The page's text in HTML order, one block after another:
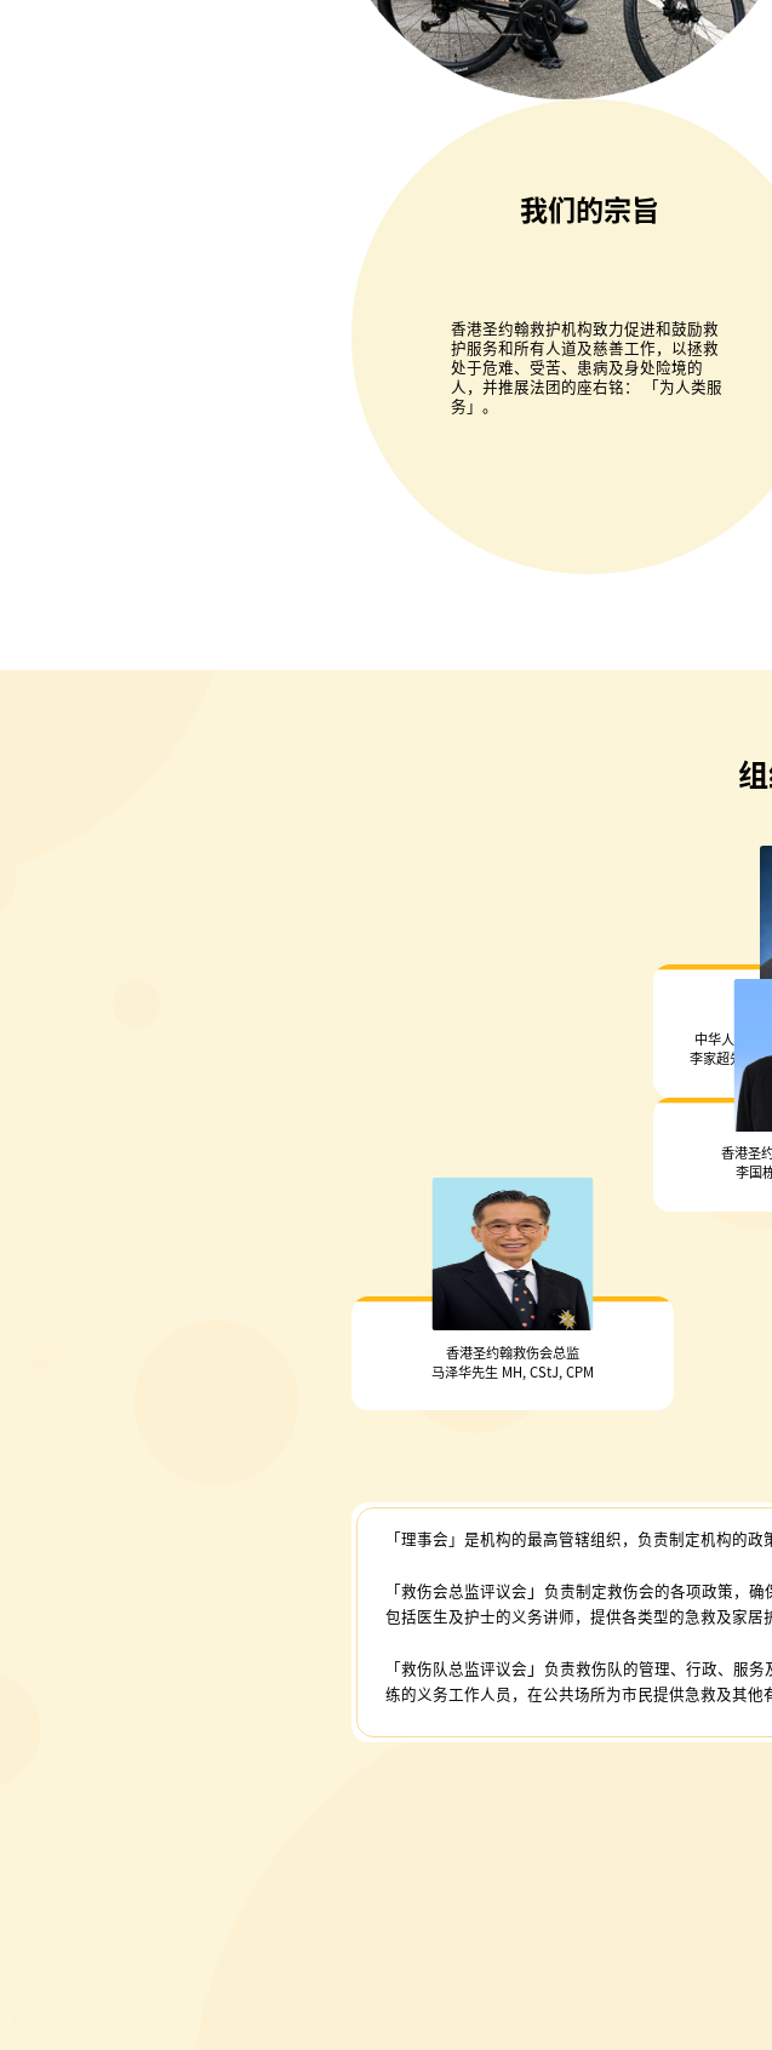
我们的宗旨
香港圣约翰救护机构致力促进和鼓励救
护服务和所有人道及慈善工作，以拯救
处于危难、受苦、患病及身处险境的
人，并推展法团的座右铭： 「为人类服
务」。
香
中华人民共
李家超先生
香港圣
李国
香港圣约翰救伤会总监
马泽华先生 MH, CStJ, CPM
「理事会 」是机构的最高管辖组织，负责制定机构的政
「救伤会总监评议会 」
负责制定救伤会的各项政策，确
包括医生及护士的义务讲师，提供各类型的急救及家居
「救伤队总监评议会 」
负责救伤队的管理、行政、服务
练的义务工作人员，在公共场所为市民提供急救及其他